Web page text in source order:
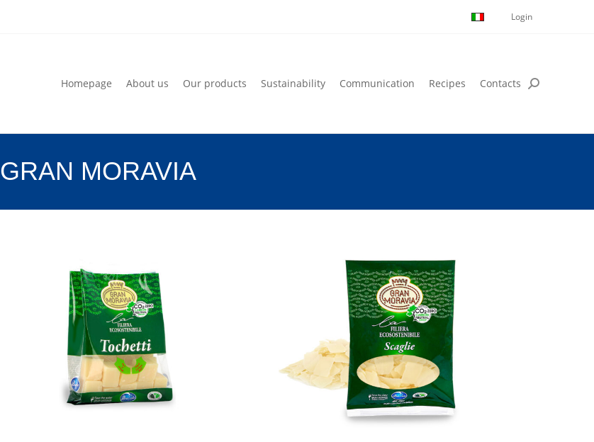
Login
Homepage About us Our products Sustainability Communication Recipes Contacts
GRAN MORAVIA